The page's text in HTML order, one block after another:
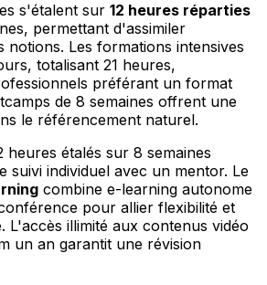
s'étalent sur 12 heures réparties
permettant d'assimiler
notions. Les formations intensives
totalisant 21 heures,
préférant un format
de 8 semaines offrent une
le référencement naturel.
étalés sur 8 semaines
suivi individuel avec un mentor. Le
combine e-learning autonome
pour allier flexibilité et
L'accès illimité aux contenus vidéo
un an garantit une révision